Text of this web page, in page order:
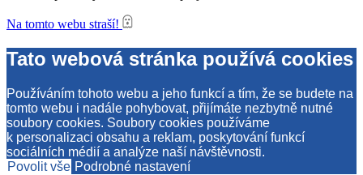
Na tomto webu straší!
Tato webová stránka používá cookies
Používáním tohoto webu a jeho funkcí a tím, že se budete na
tomto webu i nadále pohybovat, přijímáte nezbytně nutné
soubory cookies. Soubory cookies používáme
k personalizaci obsahu a reklam, poskytování funkcí
sociálních médií a analýze naší návštěvnosti.
Povolit vše Podrobné nastavení